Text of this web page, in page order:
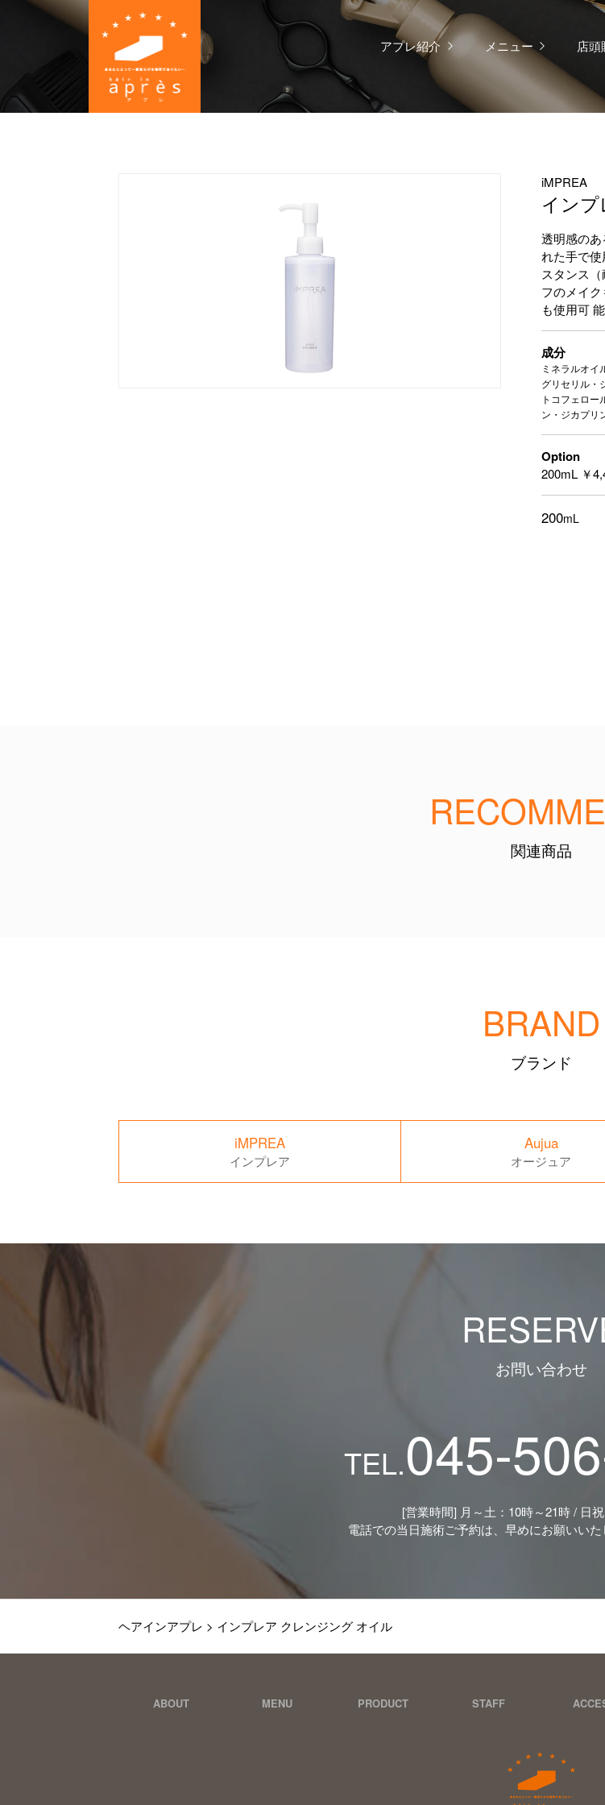
アプレ紹介 メニュー 店
iMPREA
イン
透明感の
れた手で
スタンス
フのメイ
も使用可 能
成分
ミネラルオ
グリセリル・
トコフェロ
ン・ジカプリ
Option
200mL ￥
200mL
関連商品
BRAND
ブランド
iMPREA
インプレア
Aujua
オージュア
お問い合わせ
TEL.045-
[営業時間] 月～土：10時～21時 / 日
電話での当日施術ご予約は、早めにお願いい
ヘアインアプレ > インプレア クレンジング オイル
ABOUT MENU PRODUCT STAFF